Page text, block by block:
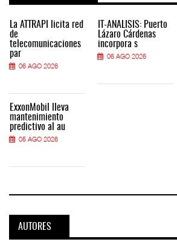
La ATTRAPI licita red
de
telecomunicaciones
par
06 AGO 2026
ExxonMobil lleva
mantenimiento
predictivo al au
05 AGO 2026
IT-ANÁLISIS: Puerto
Lázaro Cárdenas
incorpora s
06 AGO 2026
AUTORES